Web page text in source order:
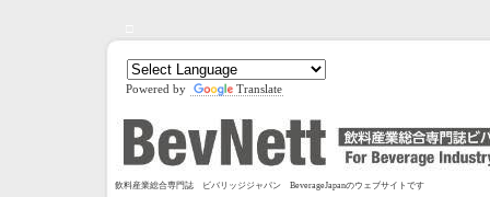
Powered by Translate
飲料産業総合専門誌 ビバリッジジャパン BeverageJapanのウェブサイトです